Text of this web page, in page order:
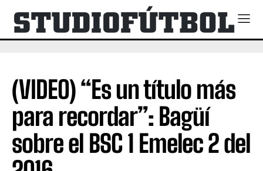
(VIDEO) “Es un título más
para recordar”: Bagüí
sobre el BSC 1 Emelec 2 del